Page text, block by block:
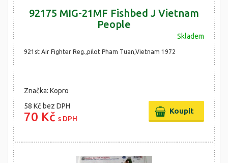
92175 MIG-21MF Fishbed J Vietnam
People
Skladem
921st Air Fighter Reg.,pilot Pham Tuan,Vietnam 1972
Značka: Kopro
58 Kč bez DPH
70 Kč s DPH